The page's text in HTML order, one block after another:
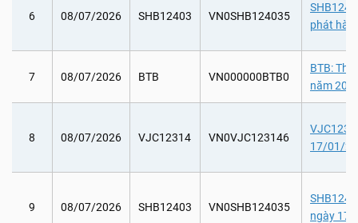
6 08/07/2026 SHB12403 VN0SHB124035
phát
7 08/07/2026 BTB VN000000BTB0
BTB:
năm
8 08/07/2026 VJC12314 VN0VJC123146
17/01/
9 08/07/2026 SHB12403 VN0SHB124035
ngày 17/